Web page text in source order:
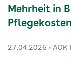
Mehrheit in
Pflegekosten
27.04.2026 AOK